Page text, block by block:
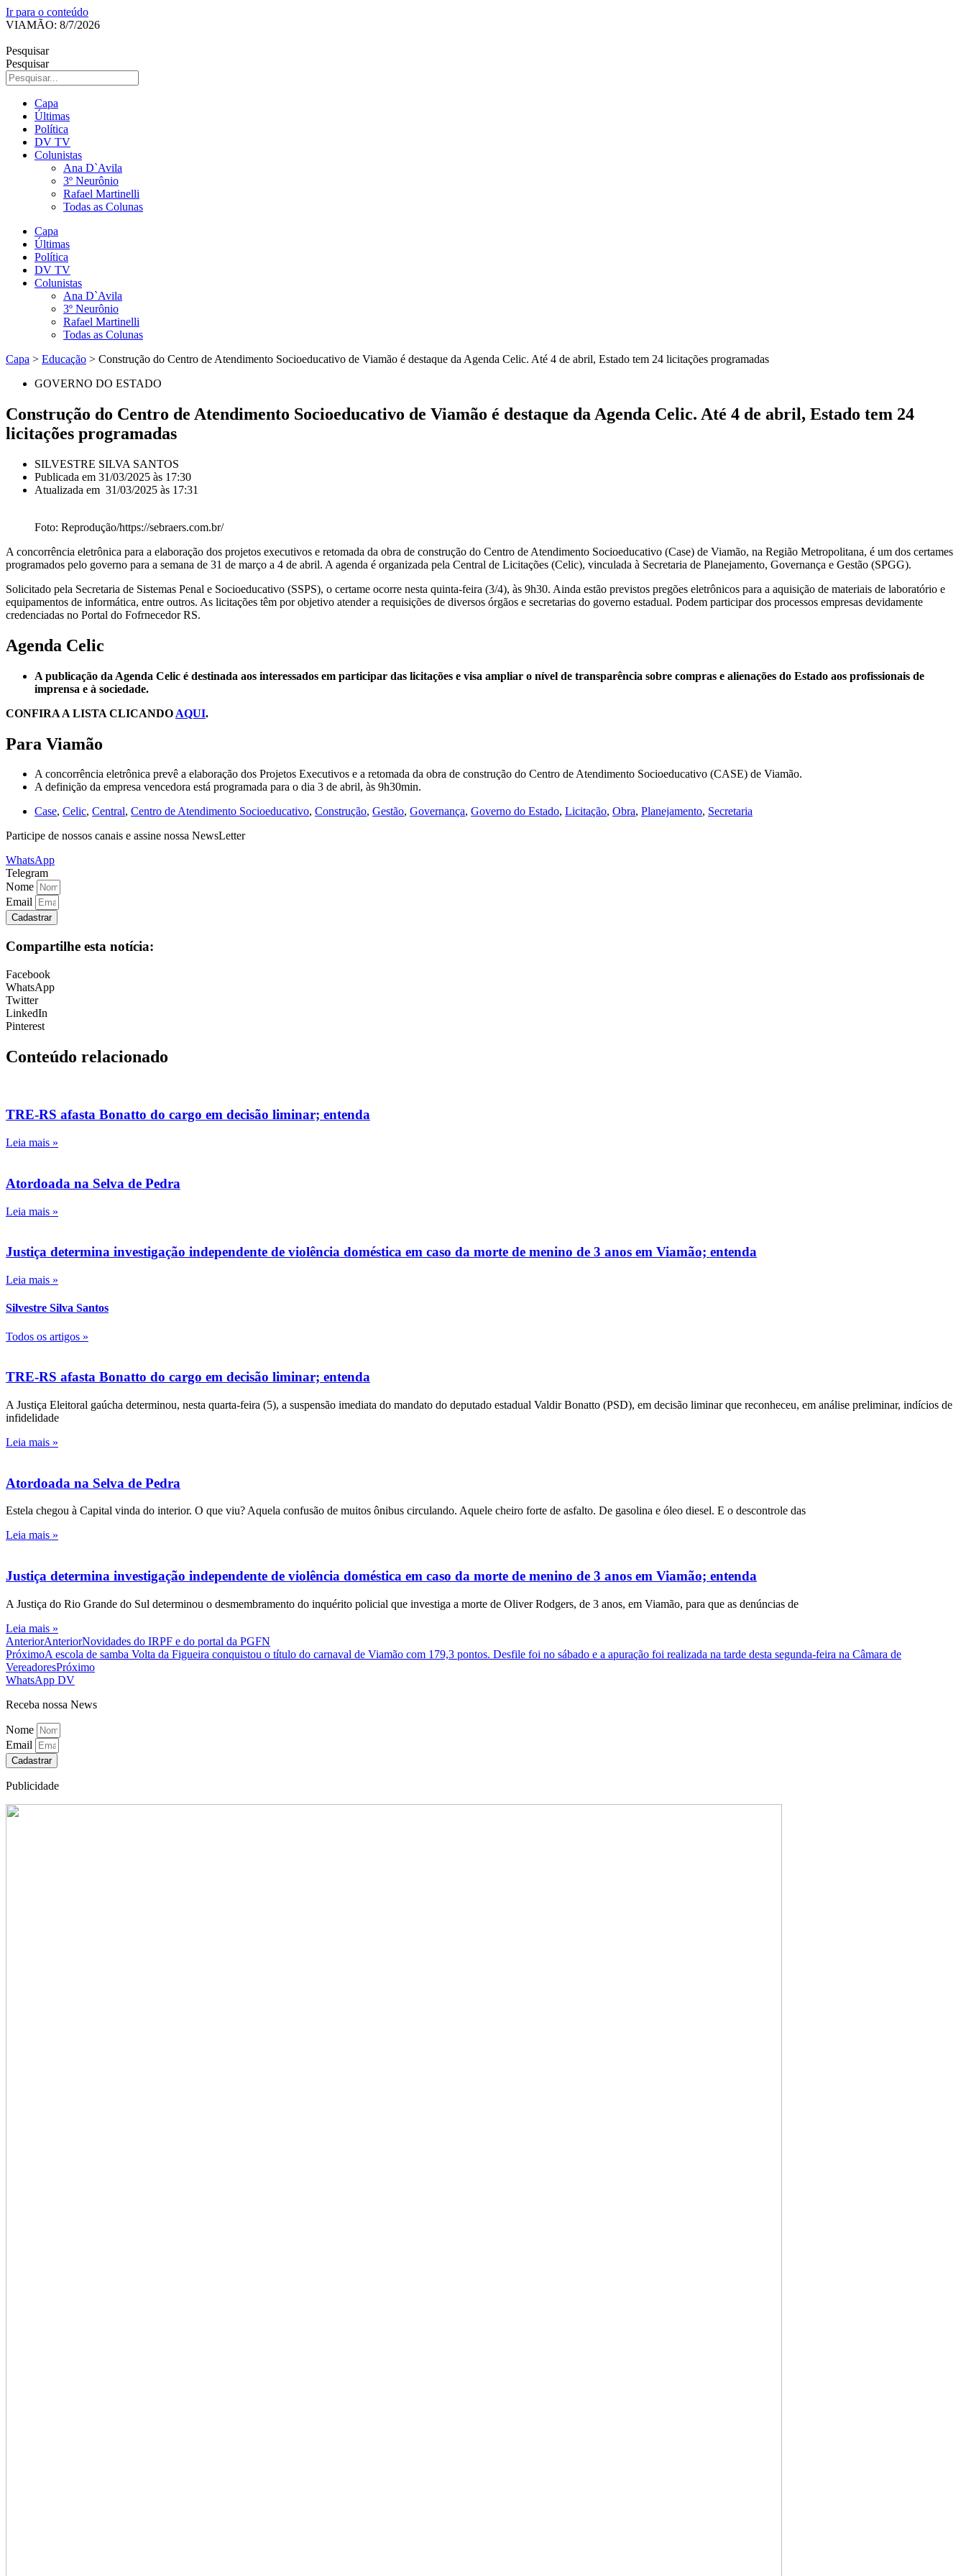
Ir para o conteúdo
VIAMÃO: 8/7/2026
Pesquisar
Pesquisar
Capa
Últimas
Política
DV TV
Colunistas
Ana D`Avila
3º Neurônio
Rafael Martinelli
Todas as Colunas
Capa
Últimas
Política
DV TV
Colunistas
Ana D`Avila
3º Neurônio
Rafael Martinelli
Todas as Colunas
Capa > Educação > Construção do Centro de Atendimento Socioeducativo de Viamão é destaque da Agenda Celic. Até 4 de abril, Estado tem 24 licitações programadas
GOVERNO DO ESTADO
Construção do Centro de Atendimento Socioeducativo de Viamão é destaque da Agenda Celic. Até 4 de abril, Estado tem 24
licitações programadas
SILVESTRE SILVA SANTOS
Publicada em 31/03/2025 às 17:30
Atualizada em 31/03/2025 às 17:31
Foto: Reprodução/https://sebraers.com.br/
A concorrência eletrônica para a elaboração dos projetos executivos e retomada da obra de construção do Centro de Atendimento Socioeducativo (Case) de Viamão, na Região Metropolitana, é um dos certames
programados pelo governo para a semana de 31 de março a 4 de abril. A agenda é organizada pela Central de Licitações (Celic), vinculada à Secretaria de Planejamento, Governança e Gestão (SPGG).
Solicitado pela Secretaria de Sistemas Penal e Socioeducativo (SSPS), o certame ocorre nesta quinta-feira (3/4), às 9h30. Ainda estão previstos pregões eletrônicos para a aquisição de materiais de laboratório e
equipamentos de informática, entre outros. As licitações têm por objetivo atender a requisições de diversos órgãos e secretarias do governo estadual. Podem participar dos processos empresas devidamente
credenciadas no Portal do Fofrnecedor RS.
Agenda Celic
A publicação da Agenda Celic é destinada aos interessados em participar das licitações e visa ampliar o nível de transparência sobre compras e alienações do Estado aos profissionais de
imprensa e à sociedade.
CONFIRA A LISTA CLICANDO AQUI.
Para Viamão
A concorrência eletrônica prevê a elaboração dos Projetos Executivos e a retomada da obra de construção do Centro de Atendimento Socioeducativo (CASE) de Viamão.
A definição da empresa vencedora está programada para o dia 3 de abril, às 9h30min.
Case, Celic, Central, Centro de Atendimento Socioeducativo, Construção, Gestão, Governança, Governo do Estado, Licitação, Obra, Planejamento, Secretaria
Participe de nossos canais e assine nossa NewsLetter
WhatsApp
Telegram
Nome
Email
Cadastrar
Compartilhe esta notícia:
Facebook
WhatsApp
Twitter
LinkedIn
Pinterest
Conteúdo relacionado
TRE-RS afasta Bonatto do cargo em decisão liminar; entenda
Leia mais »
Atordoada na Selva de Pedra
Leia mais »
Justiça determina investigação independente de violência doméstica em caso da morte de menino de 3 anos em Viamão; entenda
Leia mais »
Silvestre Silva Santos
Todos os artigos »
TRE-RS afasta Bonatto do cargo em decisão liminar; entenda
A Justiça Eleitoral gaúcha determinou, nesta quarta-feira (5), a suspensão imediata do mandato do deputado estadual Valdir Bonatto (PSD), em decisão liminar que reconheceu, em análise preliminar, indícios de
infidelidade
Leia mais »
Atordoada na Selva de Pedra
Estela chegou à Capital vinda do interior. O que viu? Aquela confusão de muitos ônibus circulando. Aquele cheiro forte de asfalto. De gasolina e óleo diesel. E o descontrole das
Leia mais »
Justiça determina investigação independente de violência doméstica em caso da morte de menino de 3 anos em Viamão; entenda
A Justiça do Rio Grande do Sul determinou o desmembramento do inquérito policial que investiga a morte de Oliver Rodgers, de 3 anos, em Viamão, para que as denúncias de
Leia mais »
AnteriorAnteriorNovidades do IRPF e do portal da PGFN
PróximoA escola de samba Volta da Figueira conquistou o título do carnaval de Viamão com 179,3 pontos. Desfile foi no sábado e a apuração foi realizada na tarde desta segunda-feira na Câmara de
VereadoresPróximo
WhatsApp DV
Receba nossa News
Nome
Email
Cadastrar
Publicidade